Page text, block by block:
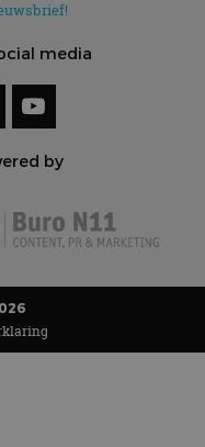
media
by